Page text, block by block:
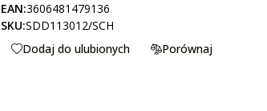
EAN:3606481479136
SKU:SDD113012/SCH
Dodaj do ulubionych
Porównaj